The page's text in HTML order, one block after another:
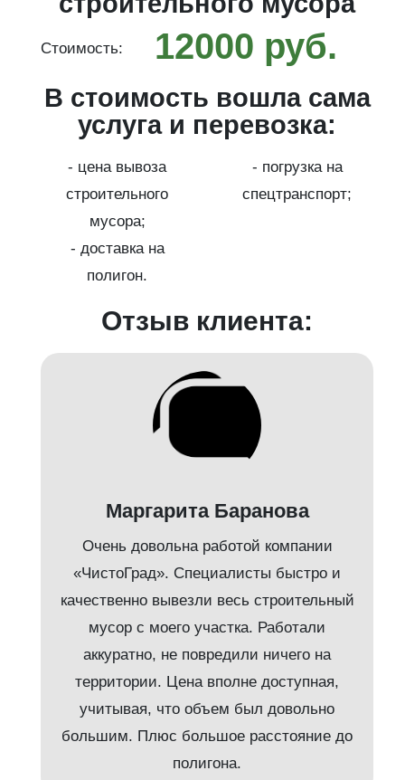
Стоимость: 12000 руб.
В стоимость вошла сама
услуга и перевозка:
- цена вывоза
строительного
мусора;
- погрузка на
спецтранспорт;
- доставка на
полигон.
Отзыв клиента:
Маргарита Баранова
Очень довольна работой компании
«ЧистоГрад». Специалисты быстро и
качественно вывезли весь строительный
мусор с моего участка. Работали
аккуратно, не повредили ничего на
территории. Цена вполне доступная,
учитывая, что объем был довольно
большим. Плюс большое расстояние до
полигона.